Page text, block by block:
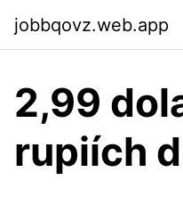
jobbqovz.web.app
2,99
rupiích